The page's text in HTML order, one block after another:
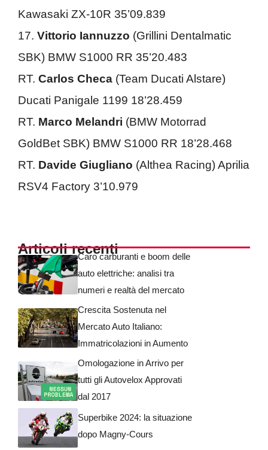
Kawasaki ZX-10R 35’09.839
17. Vittorio Iannuzzo (Grillini Dentalmatic
SBK) BMW S1000 RR 35’20.483
RT. Carlos Checa (Team Ducati Alstare)
Ducati Panigale 1199 18’28.459
RT. Marco Melandri (BMW Motorrad
GoldBet SBK) BMW S1000 RR 18’28.468
RT. Davide Giugliano (Althea Racing) Aprilia
RSV4 Factory 3’10.979
Articoli recentiCaro carburanti e boom delle
auto elettriche: analisi tra
numeri e realtà del mercato
Crescita Sostenuta nel
Mercato Auto Italiano:
Immatricolazioni in Aumento
Omologazione in Arrivo per
tutti gli Autovelox Approvati
dal 2017
Superbike 2024: la situazione
dopo Magny-Cours